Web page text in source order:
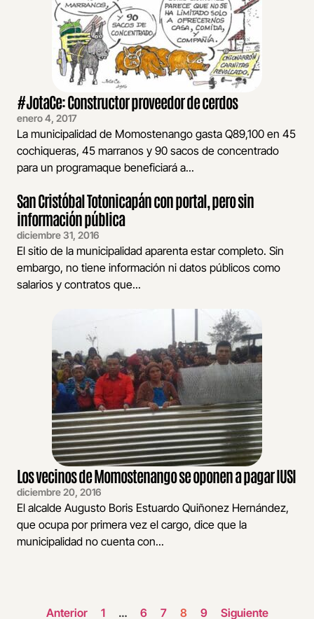
#JotaCe: Constructor proveedor de cerdos
enero 4, 2017
La municipalidad de Momostenango gasta Q89,100 en 45
cochiqueras, 45 marranos y 90 sacos de concentrado
para un programaque beneficiará a...
San Cristóbal Totonicapán con portal, pero sin
información pública
diciembre 31, 2016
El sitio de la municipalidad aparenta estar completo. Sin
embargo, no tiene información ni datos públicos como
salarios y contratos que...
Los vecinos de Momostenango se oponen a pagar IUSI
diciembre 20, 2016
El alcalde Augusto Boris Estuardo Quiñonez Hernández,
que ocupa por primera vez el cargo, dice que la
municipalidad no cuenta con...
Anterior 1 … 6 7 8 9 Siguiente